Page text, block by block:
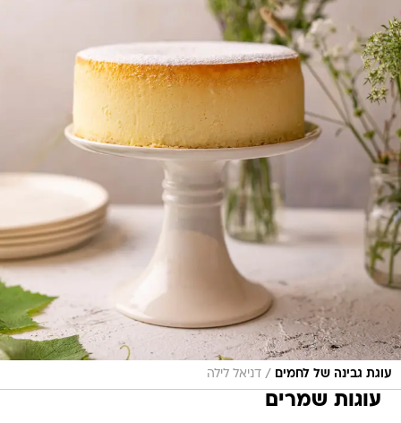
עוגת גבינה של לחמים / דניאל לילה
עוגות שמרים